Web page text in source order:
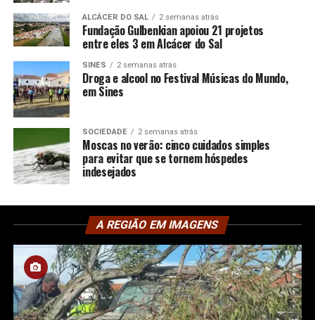
ALCÁCER DO SAL 2 semanas atrás
Fundação Gulbenkian apoiou 21 projetos
entre eles 3 em Alcácer do Sal
SINES 2 semanas atrás
Droga e alcool no Festival Músicas do Mundo,
em Sines
SOCIEDADE 2 semanas atrás
Moscas no verão: cinco cuidados simples
para evitar que se tornem hóspedes
indesejados
A REGIÃO EM IMAGENS